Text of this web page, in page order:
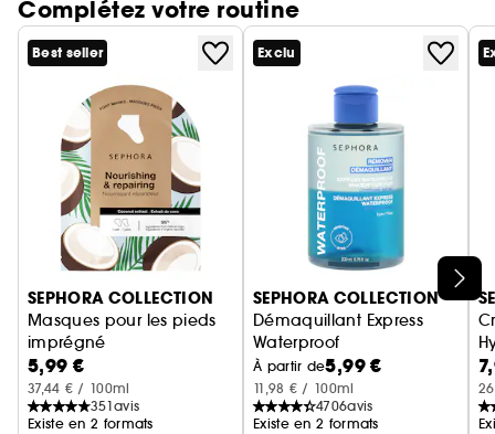
enrichie en huile d'amande douce
Cette huile pour les cuticules est formulée avec
de l'huile d'amande douce. Cet ingrédient
d'origine naturelle est réputé pour ses propriétés
hydratantes.
- Huile cuticules vegan (formule sans ingrédients
d'origine animale).
- 100% d'ingrédients d'origine naturelle.
Complétez votre routine
Ignorer le carrousel produits
Best seller
SEPHORA COLLECTION
Masques pour les pieds
imprégné
Hydratation intense en 20 minutes
5,99 €
37,44 € / 100ml
351avis
Existe en 2 formats
Exclu
SEPHORA COLLECTION
Démaquillant Express
Waterproof
Demaquille + Apaise
À partir de5,99 €
11,98 € / 100ml
4706avis
Existe en 2 formats